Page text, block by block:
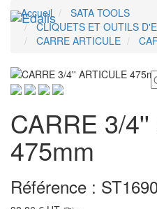
Accueil
SATA TOOLS
CLIQUETS ET OUTILS
CARRE ARTICULE
CARRE 3/
475mm
Référence :